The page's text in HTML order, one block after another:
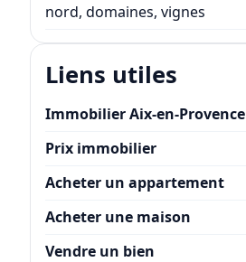
nord, domaines, vignes
Liens utiles
Immobilier Aix-en-Provence
Prix immobilier
Acheter un appartement
Acheter une maison
Vendre un bien